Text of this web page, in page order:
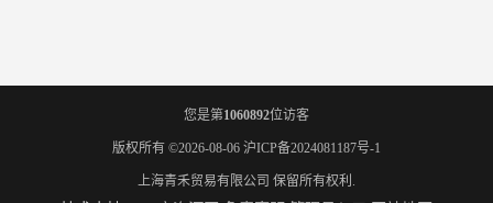
您是第1060892位访客
版权所有 ©2026-08-06 沪ICP备2024081187号-1
上海青禾贸易有限公司 保留所有权利.